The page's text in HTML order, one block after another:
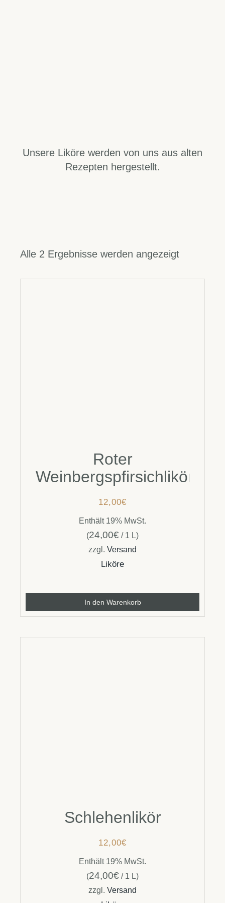
Unsere Liköre werden von uns aus alten
Rezepten hergestellt.
Alle 2 Ergebnisse werden angezeigt
Roter
Weinbergspfirsichlikör
12,00€
Enthält 19% MwSt.
(24,00€ / 1 L)
zzgl. Versand
Liköre
In den Warenkorb
Schlehenlikör
12,00€
Enthält 19% MwSt.
(24,00€ / 1 L)
zzgl. Versand